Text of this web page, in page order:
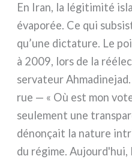
En Iran, la légi­ti­mi­té
éva­po­rée. Ce qui
qu’une dic­ta­tu­re. Le
à 2009, lors de la
ser­va­teur
rue — « Où est mon
seu­le­ment une
déno­nçait la natu­re
du régi­me.